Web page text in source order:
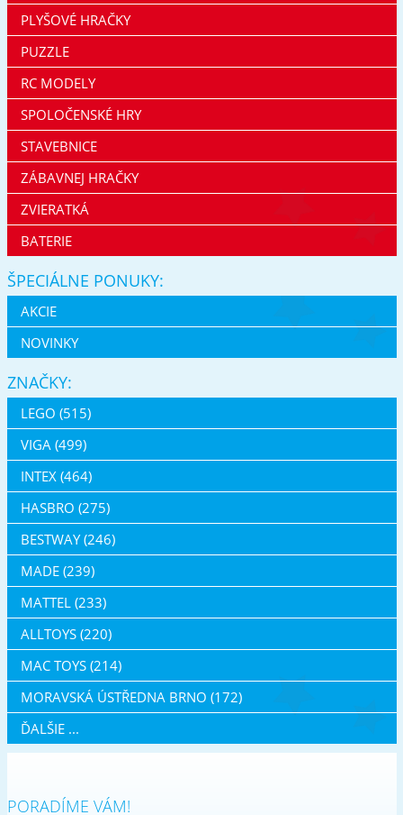
PLYŠOVÉ HRAČKY
PUZZLE
RC MODELY
SPOLOČENSKÉ HRY
STAVEBNICE
ZÁBAVNEJ HRAČKY
ZVIERATKÁ
BATERIE
ŠPECIÁLNE PONUKY:
AKCIE
NOVINKY
ZNAČKY:
LEGO (515)
VIGA (499)
INTEX (464)
HASBRO (275)
BESTWAY (246)
MADE (239)
MATTEL (233)
ALLTOYS (220)
MAC TOYS (214)
MORAVSKÁ ÚSTŘEDNA BRNO (172)
ĎALŠIE ...
PORADÍME VÁM!